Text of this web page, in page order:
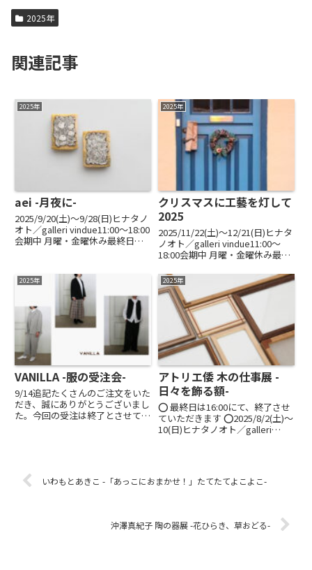
2025年
関連記事
2025年
aei -月夜に-
2025/9/20(土)〜9/28(日)ヒナタノ
オト／galleri vindue11:00～18:00
会期中 月曜・金曜休み最終日
み。月夜のすだく虫たちの新作を
はじめ、aei...
2025年
クリスマスに工藝を灯して
2025
2025/11/22(土)〜12/21(日)ヒナタ
ノオト／galleri vindue11:00～
18:00会期中 月曜・金曜休み最終
スマスを想う光景の中で、手しご
とのあたたかさを。amitakah...
2025年
VANILLA -服の受注会-
9/14追記たくさんのご注文をいた
だき、誠にありがとうございまし
た。今回の受注は終了とさせてい
め申し上げます。どうぞ宜...
2025年
アトリエ倭 木の仕事展 -
日々を飾る額-
⭕️ 最終日は16:00にて、終了させ
ていただきます ⭕️2025/8/2(土)〜
10(日)ヒナタノオト／galleri
いわもとあきこ -「あっこにおまかせ！」たてたてよこよこ-
沖澤真紀子 陶の器展 -花ひらき、草おどる-